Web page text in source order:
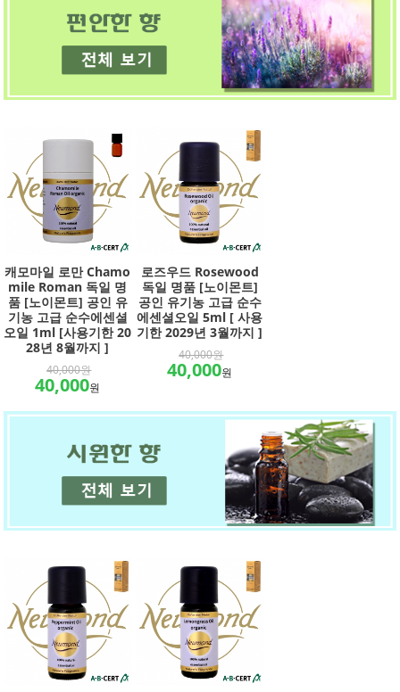
캐모마일 로만 Chamo
mile Roman 독일 명
품 [노이몬트] 공인 유
기농 고급 순수에센셜
오일 1ml [사용기한 20
28년 8월까지 ]
40,000원
40,000원
로즈우드 Rosewood
독일 명품 [노이몬트]
공인 유기농 고급 순수
에센셜오일 5ml [ 사용
기한 2029년 3월까지 ]
40,000원
40,000원